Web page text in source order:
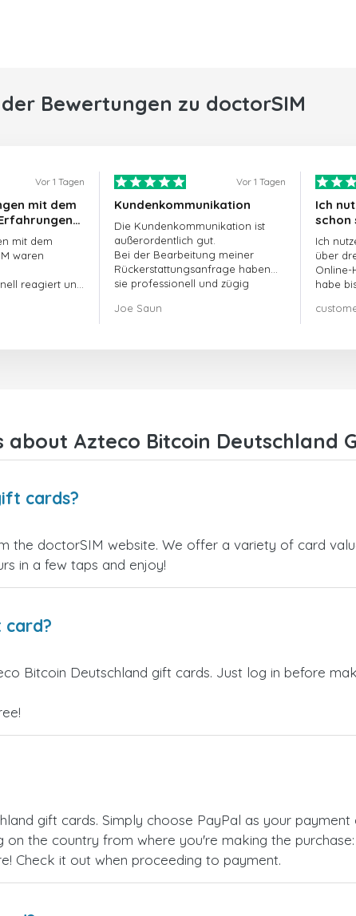
Bewertungen zu doctorSIM
Vor 1 Tagen
mit dem
von
großartig.
mit dem
waren
reagiert und
Vor 1 Tagen
Kundenkommunikation
Die Kundenkommunikation ist
außerordentlich gut.
Bei der Bearbeitung meiner
Rückerstattungsanfrage haben
sie professionell und zügig
gelöst.
Joe Saun
Ich
schon
Ich
über
Online-
habe
about Azteco Bitcoin Deutschland
cards?
the doctorSIM website. We offer a variety of card
in a few taps and enjoy!
card?
Bitcoin Deutschland gift cards. Just log in before
gift cards. Simply choose PayPal as your payment
the country from where you're making the
Check it out when proceeding to payment.